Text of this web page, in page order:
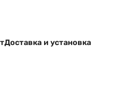
Доставка и установка